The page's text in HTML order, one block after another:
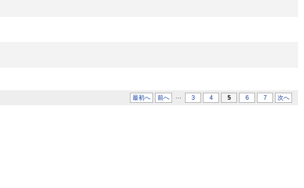
最初へ 前へ ... 3 4 5 6 7 次へ